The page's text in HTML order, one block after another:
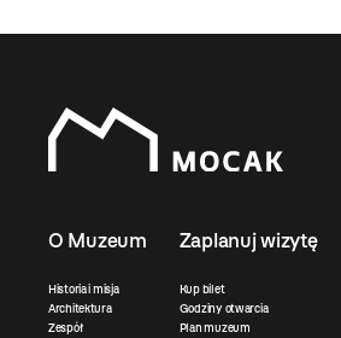
O Muzeum
Historia i misja
Architektura
Zespół
Zaplanuj wizytę
Kup bilet
Godziny otwarcia
Plan muzeum